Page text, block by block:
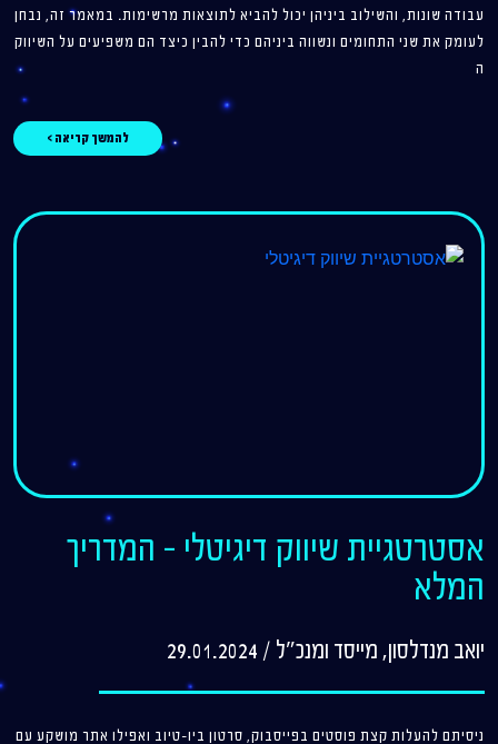
עבודה שונות, והשילוב ביניהן יכול להביא לתוצאות מרשימות. במאמר זה, נבחן
לעומק את שני התחומים ונשווה ביניהם כדי להבין כיצד הם משפיעים על השיווק
ה
להמשך קריאה >
אסטרטגיית שיווק דיגיטלי – המדריך
המלא
יואב מנדלסון, מייסד ומנכ"ל /
29.01.2024
ניסיתם להעלות קצת פוסטים בפייסבוק, סרטון ביו-טיוב ואפילו אתר מושקע עם